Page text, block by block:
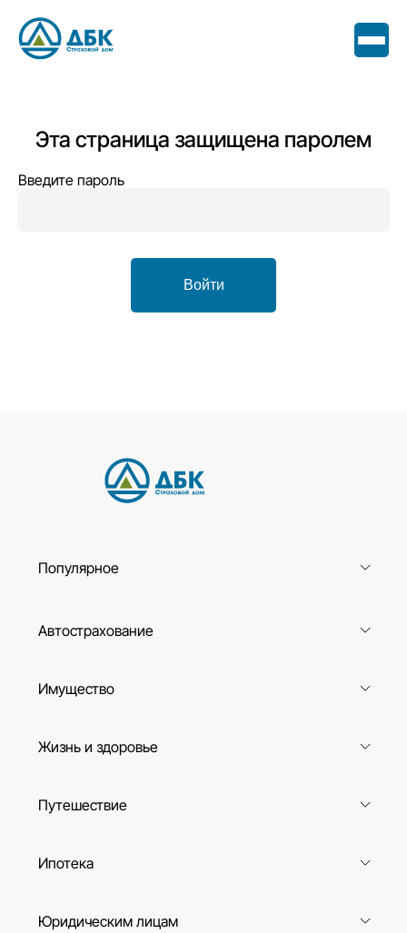
Эта страница защищена паролем
Введите пароль
Войти
Популярное
Автострахование
Имущество
Жизнь и здоровье
Путешествие
Ипотека
Юридическим лицам